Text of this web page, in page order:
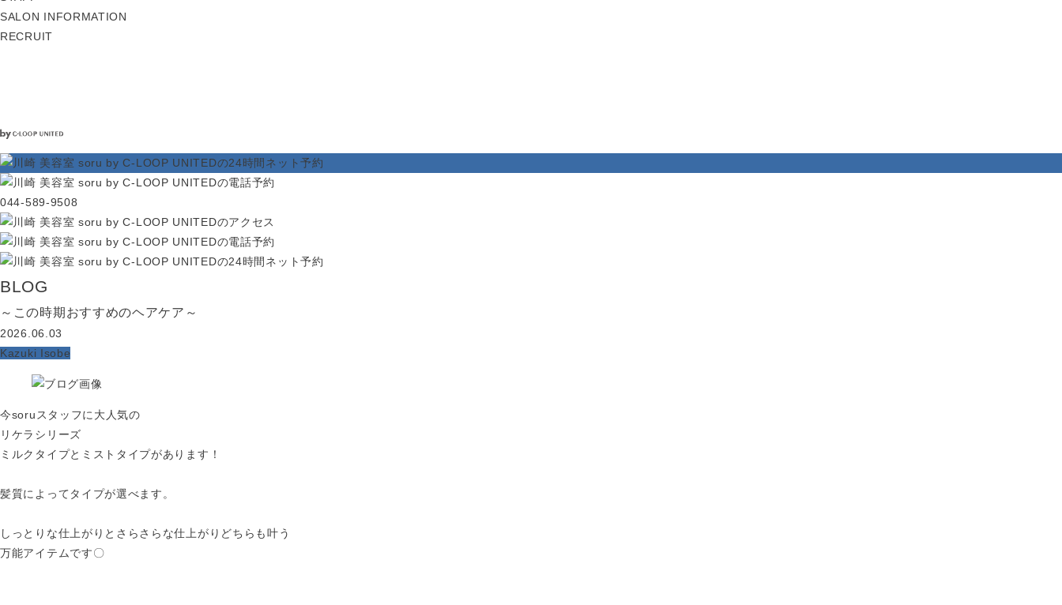
SALON INFORMATION
RECRUIT
044-589-9508
BLOG
～この時期おすすめのヘアケア～
2026.06.03
Kazuki Isobe
今soruスタッフに大人気の
リケラシリーズ
ミルクタイプとミストタイプがあります！
髪質によってタイプが選べます。
しっとりな仕上がりとさらさらな仕上がりどちらも叶う
万能アイテムです〇